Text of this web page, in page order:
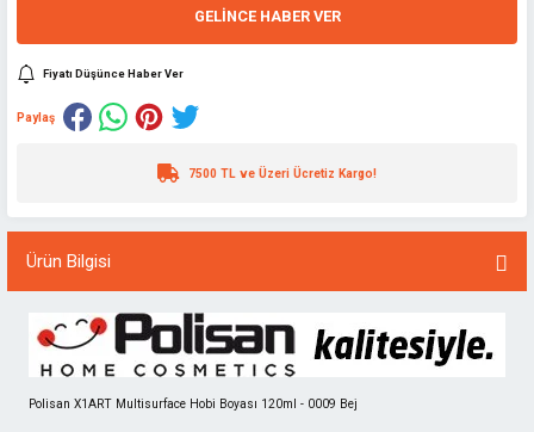
GELINCE HABER VER
Fiyatı Düşünce Haber Ver
Paylaş
7500 TL ve Üzeri Ücretiz Kargo!
Ürün Bilgisi
Polisan X1ART Multisurface Hobi Boyası 120ml - 0009 Bej